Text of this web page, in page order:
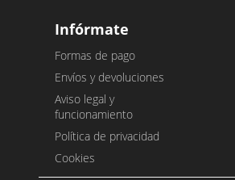
Infórmate
Formas de pago
Envíos y devoluciones
Aviso legal y
funcionamiento
Política de privacidad
Cookies